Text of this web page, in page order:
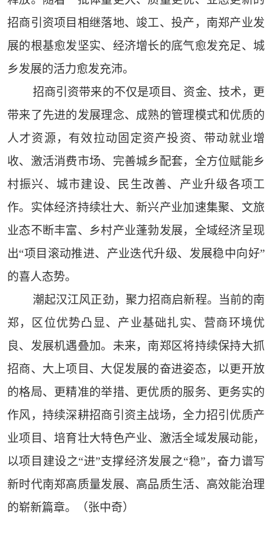
招商引资项目相继落地、竣工、投产，南郑产业发
展的根基愈发坚实、经济增长的底气愈发充足、城
乡发展的活力愈发充沛。
招商引资带来的不仅是项目、资金、技术，更
带来了先进的发展理念、成熟的管理模式和优质的
人才资源，有效拉动固定资产投资、带动就业增
收、激活消费市场、完善城乡配套，全方位赋能乡
村振兴、城市建设、民生改善、产业升级各项工
作。实体经济持续壮大、新兴产业加速集聚、文旅
业态不断丰富、乡村产业蓬勃发展，全域经济呈现
出“项目滚动推进、产业迭代升级、发展稳中向好”
的喜人态势。
潮起汉江风正劲，聚力招商启新程。当前的南
郑，区位优势凸显、产业基础扎实、营商环境优
良、发展机遇叠加。未来，南郑区将持续保持大抓
招商、大上项目、大促发展的奋进姿态，以更开放
的格局、更精准的举措、更优质的服务、更务实的
作风，持续深耕招商引资主战场，全力招引优质产
业项目、培育壮大特色产业、激活全域发展动能，
以项目建设之“进”支撑经济发展之“稳”，奋力谱写
新时代南郑高质量发展、高品质生活、高效能治理
的崭新篇章。（张中奇）